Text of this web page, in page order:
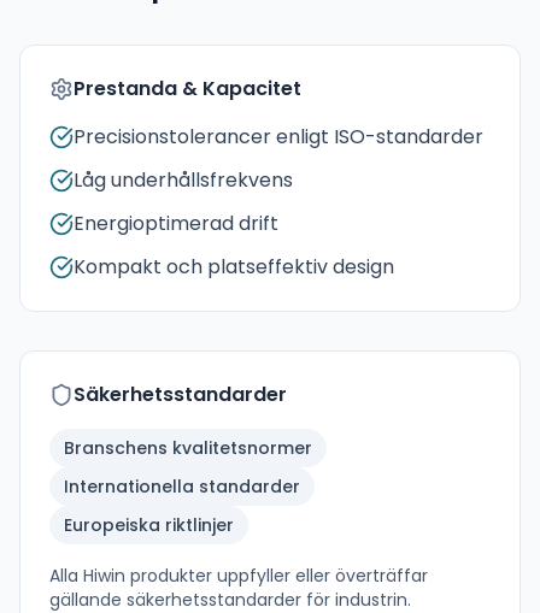
Prestanda & Kapacitet
Precisionstolerancer enligt ISO-standarder
Låg underhållsfrekvens
Energioptimerad drift
Kompakt och platseffektiv design
Säkerhetsstandarder
Branschens kvalitetsnormer
Internationella standarder
Europeiska riktlinjer
Alla Hiwin produkter uppfyller eller överträffar
gällande säkerhetsstandarder för industrin.